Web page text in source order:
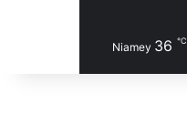
Niamey 36 ℃